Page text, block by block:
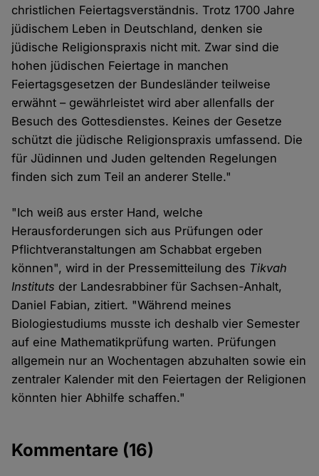
christlichen Feiertagsverständnis. Trotz 1700 Jahre
jüdischem Leben in Deutschland, denken sie
jüdische Religionspraxis nicht mit. Zwar sind die
hohen jüdischen Feiertage in manchen
Feiertagsgesetzen der Bundesländer teilweise
erwähnt – gewährleistet wird aber allenfalls der
Besuch des Gottesdienstes. Keines der Gesetze
schützt die jüdische Religionspraxis umfassend. Die
für Jüdinnen und Juden geltenden Regelungen
finden sich zum Teil an anderer Stelle."
"Ich weiß aus erster Hand, welche
Herausforderungen sich aus Prüfungen oder
Pflichtveranstaltungen am Schabbat ergeben
können", wird in der Pressemitteilung des Tikvah
Instituts der Landesrabbiner für Sachsen-Anhalt,
Daniel Fabian, zitiert. "Während meines
Biologiestudiums musste ich deshalb vier Semester
auf eine Mathematikprüfung warten. Prüfungen
allgemein nur an Wochentagen abzuhalten sowie ein
zentraler Kalender mit den Feiertagen der Religionen
könnten hier Abhilfe schaffen."
Kommentare (16)